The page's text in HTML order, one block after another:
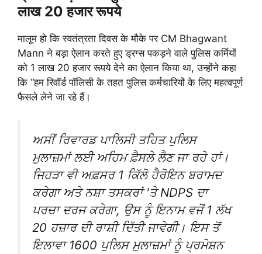
लाख 20 हजार रूपये
मालूम हो कि स्वतंत्रता दिवस के मौके पर CM Bhagwant
Mann ने बड़ा ऐलान करते हुए ड्रग्स पकड़ने वाले पुलिस कर्मियों
को 1 लाख 20 हजार रूपये देने का ऐलान किया था, उन्होंने कहा
कि “हम रिवॉर्ड पॉलिसी के तहत पुलिस कर्मचारियों के लिए महत्वपूर्ण
फैसले लेने जा रहे हैं।
ਅਸੀਂ ਰਿਵਾਰਡ ਪਾਲਿਸੀ ਤਹਿਤ ਪੁਲਿਸ
ਮੁਲਾਜ਼ਮਾਂ ਲਈ ਅਹਿਮ ਫ਼ੈਸਲੇ ਲੈਣ ਜਾ ਰਹੇ ਹਾਂ।
ਜਿਹੜਾ ਵੀ ਅਫ਼ਸਰ 1 ਕਿੱਲੋ ਹੈਰੋਇਨ ਬਰਾਮਦ
ਕਰੇਗਾ ਅਤੇ ਨਸ਼ਾ ਤਸਕਰਾਂ 'ਤੇ NDPS ਦਾ
ਪਰਚਾ ਦਰਜ ਕਰੇਗਾ, ਉਸ ਨੂੰ ਇਨਾਮ ਵਜੋਂ 1 ਲੱਖ
20 ਹਜ਼ਾਰ ਦੀ ਰਾਸ਼ੀ ਦਿੱਤੀ ਜਾਵੇਗੀ। ਇਸ ਤੋਂ
ਇਲਾਵਾ 1600 ਪੁਲਿਸ ਮੁਲਾਜ਼ਮਾਂ ਨੂੰ ਪ੍ਰਮੋਸ਼ਨ